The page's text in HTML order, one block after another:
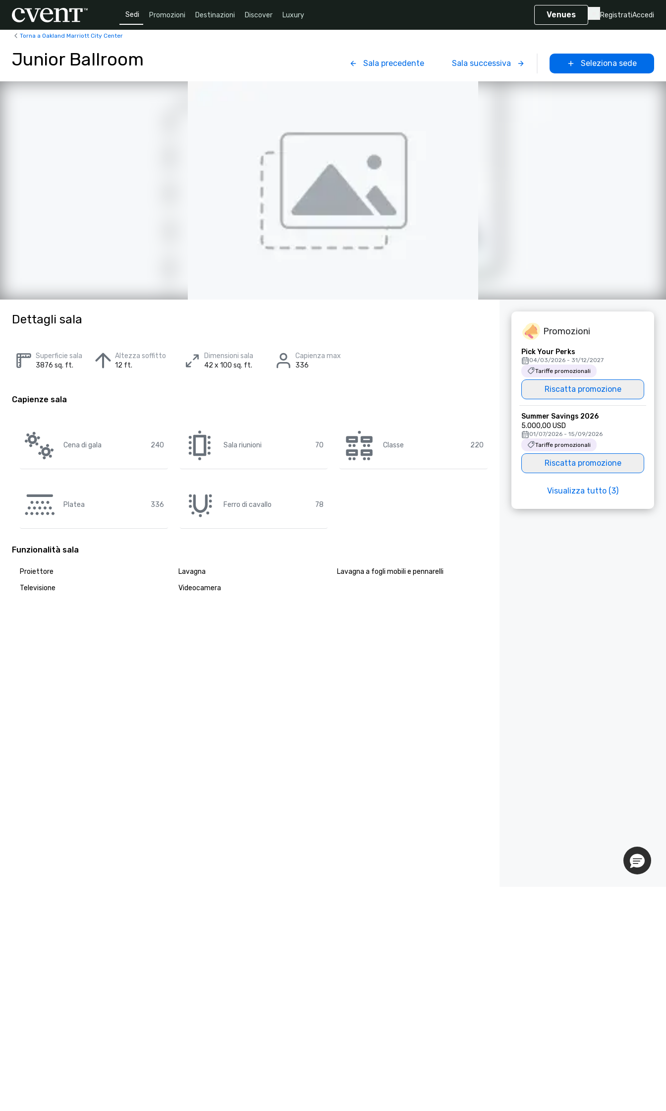
Sedi Promozioni Destinazioni Discover Luxury Venues RegistratiAccedi
Torna a Oakland Marriott City Center
Junior Ballroom Sala precedente Sala successiva Seleziona sede
Dettagli sala
Superficie sala
3876 sq. ft.
Altezza soffitto
12 ft.
Dimensioni sala
42 x 100 sq. ft.
Capienza max
336
Capienze sala
Cena di gala 240 Sala riunioni 70 Classe 220
Platea 336 Ferro di cavallo 78
Funzionalità sala
Proiettore Lavagna
Lavagna a fogli mobili e pennarelli
Televisione
Videocamera
Promozioni
Pick Your Perks
04/03/2026 - 31/12/2027
Tariffe promozionali
Riscatta promozione
Summer Savings 2026
5.000,00 USD
01/07/2026 - 15/09/2026
Tariffe promozionali
Riscatta promozione
Visualizza tutto (3)